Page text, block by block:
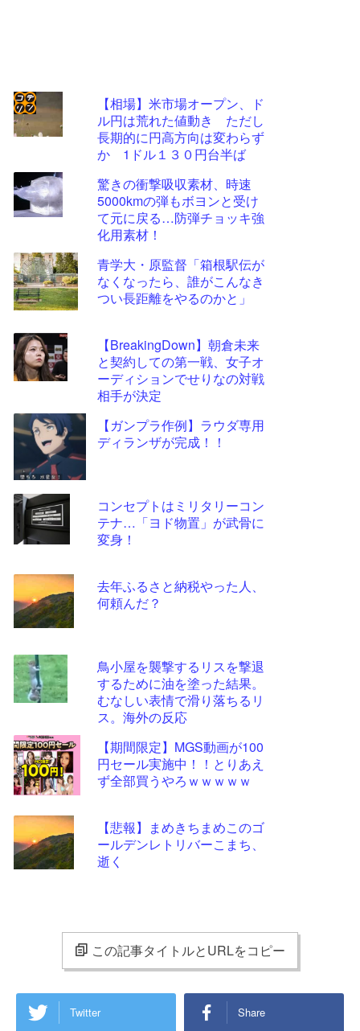
【相場】米市場オープン、ド
ル円は荒れた値動き ただし
長期的に円高方向は変わらず
か 1ドル１３０円台半ば
驚きの衝撃吸収素材、時速
5000kmの弾もボヨンと受け
て元に戻る…防弾チョッキ強
化用素材！
青学大・原監督「箱根駅伝が
なくなったら、誰がこんなき
つい長距離をやるのかと」
【BreakingDown】朝倉未来
と契約しての第一戦、女子オ
ーディションでせりなの対戦
相手が決定
【ガンプラ作例】ラウダ専用
ディランザが完成！！
コンセプトはミリタリーコン
テナ…「ヨド物置」が武骨に
変身！
去年ふるさと納税やった人、
何頼んだ？
鳥小屋を襲撃するリスを撃退
するために油を塗った結果。
むなしい表情で滑り落ちるリ
ス。海外の反応
【期間限定】MGS動画が100
円セール実施中！！とりあえ
ず全部買うやろｗｗｗｗｗ
【悲報】まめきちまめこのゴ
ールデンレトリバーこまち、
逝く
コテ
- 固
定リ
ンク
更新
ツー
ル
この記事タイトルとURLをコピー
Twitter Share